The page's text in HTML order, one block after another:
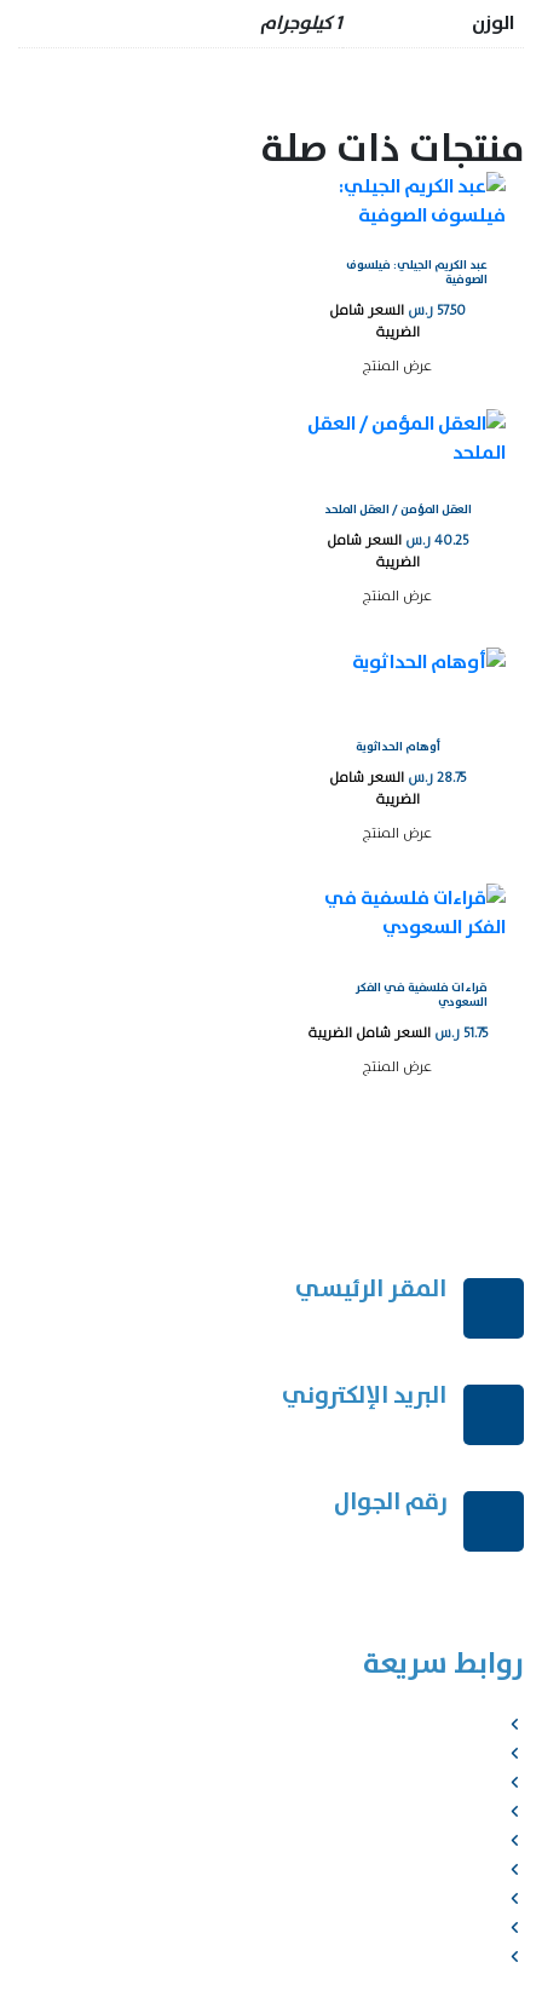
الوزن 1 كيلوجرام
منتجات ذات صلة
عبد الكريم الجيلي: فيلسوف
الصوفية
57.50ر.س السعر شامل
الضريبة
عرض المنتج
العقل المؤمن / العقل الملحد
40.25ر.س السعر شامل
الضريبة
عرض المنتج
أوهام الحداثوية
28.75ر.س السعر شامل
الضريبة
عرض المنتج
قراءات فلسفية في الفكر
السعودي
51.75 ر.س السعر شامل الضريبة
عرض المنتج
المقر الرئيسي
البريد الإلكتروني
رقم الجوال
روابط سريعة